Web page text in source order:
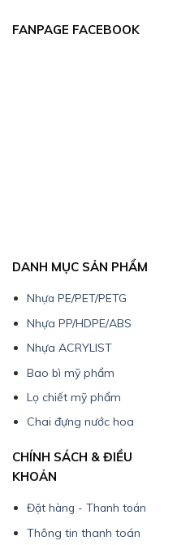
FANPAGE FACEBOOK
DANH MỤC SẢN PHẨM
Nhựa PE/PET/PETG
Nhựa PP/HDPE/ABS
Nhựa ACRYLIST
Bao bì mỹ phẩm
Lọ chiết mỹ phẩm
Chai đựng nước hoa
CHÍNH SÁCH & ĐIỀU
KHOẢN
Đặt hàng - Thanh toán
Thông tin thanh toán